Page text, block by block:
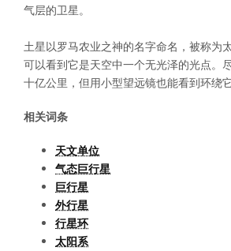
气层的卫星。
土星以罗马农业之神的名字命名，被称为
可以看到它是天空中一个无光泽的光点。
十亿公里，但用小型望远镜也能看到环绕
相关词条
天文单位
气态巨行星
巨行星
外行星
行星环
太阳系